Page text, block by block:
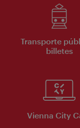
Transporte
billetes
Vienna City